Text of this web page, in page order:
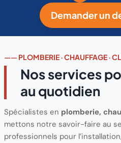
Demander un
——PLOMBERIE · CHAUFFAGE ·
Nos services
au quotidien
Spécialistes en plomberie,
mettons notre savoir-faire au
professionnels pour